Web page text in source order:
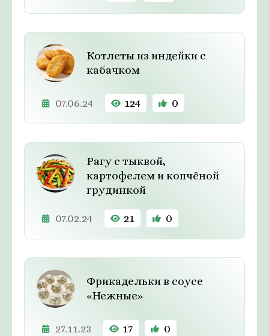
Котлеты из индейки с
кабачком
07.06.24 124 0
Рагу с тыквой,
картофелем и копчёной
грудинкой
07.02.24 21 0
Фрикадельки в соусе
«Нежные»
27.11.23 17 0